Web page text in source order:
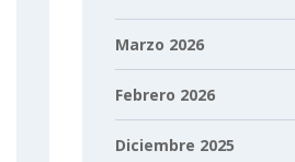
Marzo 2026
Febrero 2026
Diciembre 2025